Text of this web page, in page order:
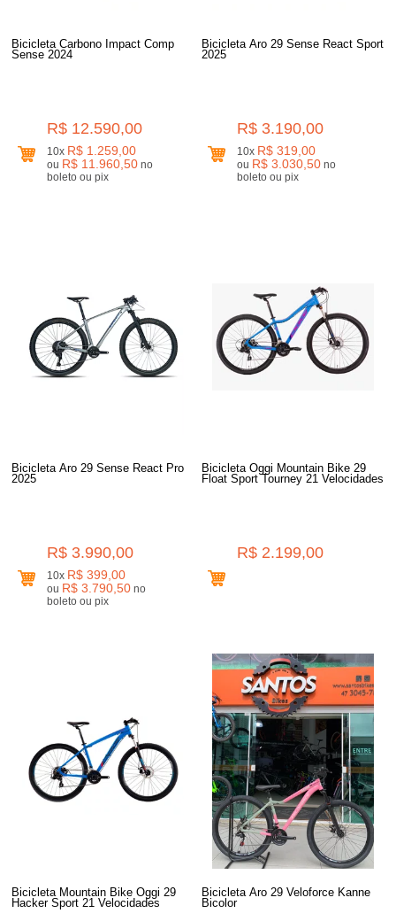
Bicicleta Carbono Impact Comp
Sense 2024
R$ 12.590,00
10x R$ 1.259,00
ou R$ 11.960,50 no
boleto ou pix
Bicicleta Aro 29 Sense React Sport
2025
R$ 3.190,00
10x R$ 319,00
ou R$ 3.030,50 no
boleto ou pix
Bicicleta Aro 29 Sense React Pro
2025
R$ 3.990,00
10x R$ 399,00
ou R$ 3.790,50 no
boleto ou pix
Bicicleta Oggi Mountain Bike 29
Float Sport Tourney 21 Velocidades
R$ 2.199,00
Bicicleta Mountain Bike Oggi 29
Hacker Sport 21 Velocidades
Bicicleta Aro 29 Veloforce Kanne
Bicolor